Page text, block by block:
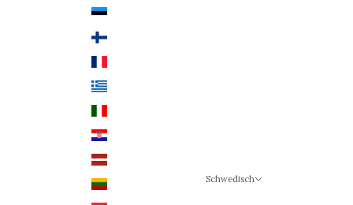
Estland (EUR €)
Finnland (EUR €)
Griechenland (EUR €)
Kroatien (EUR €)
Lettland (EUR €)
Litauen (EUR €) Schwedisch